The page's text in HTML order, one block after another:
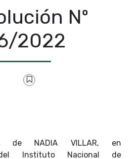
Nº
2022
de NADIA VILLAR, en
del Instituto Nacional de